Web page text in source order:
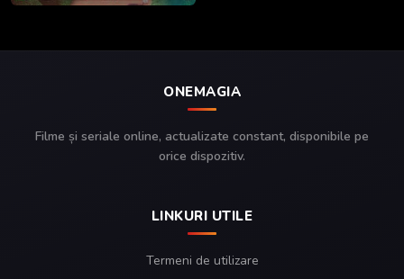
ONEMAGIA
Filme și seriale online, actualizate constant, disponibile pe
orice dispozitiv.
LINKURI UTILE
Termeni de utilizare